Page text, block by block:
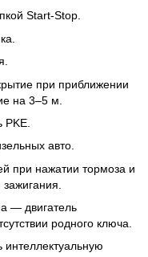
Start-Stop.
при приближении
на 3–5 м.
авто.
при нажатии тормоза и
— двигатель
родного ключа.